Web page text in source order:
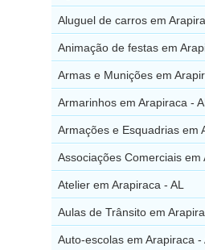
Aluguel de carros em
Animação de festas em
Armas e Munições em
Armarinhos em Arapiraca -
Armações e Esquadrias em
Associações Comerciais em
Atelier em Arapiraca - AL
Aulas de Trânsito em
Auto-escolas em Arapiraca -